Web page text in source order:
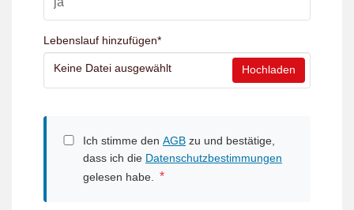
Lebenslauf hinzufügen*
Keine Datei ausgewählt Hochladen
Ich stimme den AGB zu und bestätige,
dass ich die Datenschutzbestimmungen
gelesen habe.
*